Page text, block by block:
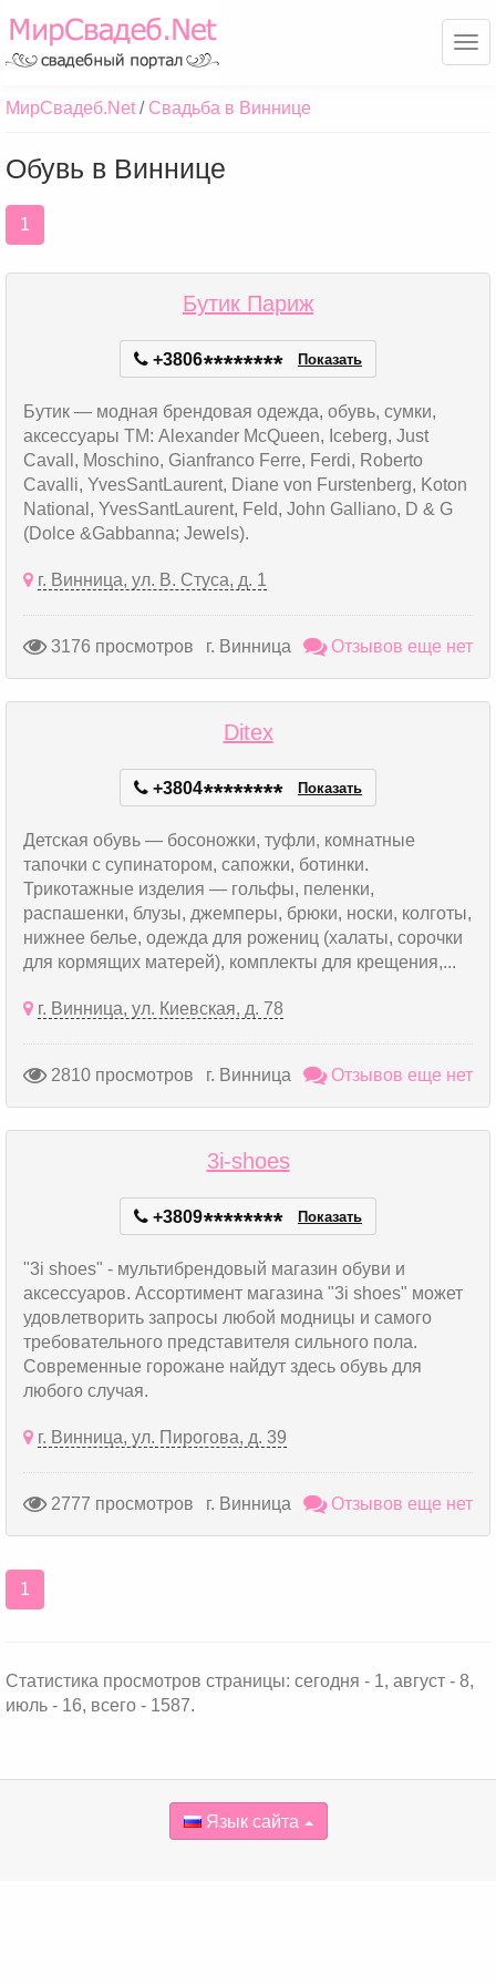
МирСвадеб.Net Свадьба в Виннице
Обувь в Виннице
1
Бутик Париж
+3806******** Показать
Бутик — модная брендовая одежда, обувь, сумки,
аксессуары ТМ: Alexander McQueen, Iceberg, Just
Cavall, Moschino, Gianfrancо Ferre, Ferdi, Roberto
Cavalli, YvesSantLaurent, Diane von Furstenberg, Koton
National, YvesSantLaurent, Feld, John Galliano, D & G
(Dolce &Gabbanna; Jewels).
г. Винница, ул. В. Стуса, д. 1
3176 просмотров г. Винница Отзывов еще нет
Ditex
+3804******** Показать
Детская обувь — босоножки, туфли, комнатные
тапочки с супинатором, сапожки, ботинки.
Трикотажные изделия — гольфы, пеленки,
распашенки, блузы, джемперы, брюки, носки, колготы,
нижнее белье, одежда для рожениц (халаты, сорочки
для кормящих матерей), комплекты для крещения,...
г. Винница, ул. Киевская, д. 78
2810 просмотров г. Винница Отзывов еще нет
3i-shoes
+3809******** Показать
"3i shoes" - мультибрендовый магазин обуви и
аксессуаров. Ассортимент магазина "3i shoes" может
удовлетворить запросы любой модницы и самого
требовательного представителя сильного пола.
Современные горожане найдут здесь обувь для
любого случая.
г. Винница, ул. Пирогова, д. 39
2777 просмотров г. Винница Отзывов еще нет
1
Статистика просмотров страницы: сегодня - 1, август - 8,
июль - 16, всего - 1587.
Язык сайта